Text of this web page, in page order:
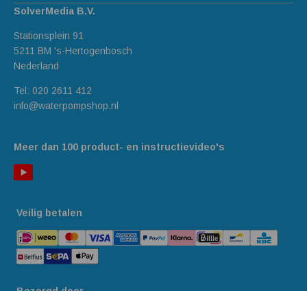
Meer dan 100 product- en instructievideo's
SolverMedia B.V.
Stationsplein 91
5211 BM 's-Hertogenbosch
Nederland
Tel: 020 2611 412
info@waterpompshop.nl
Veilig betalen